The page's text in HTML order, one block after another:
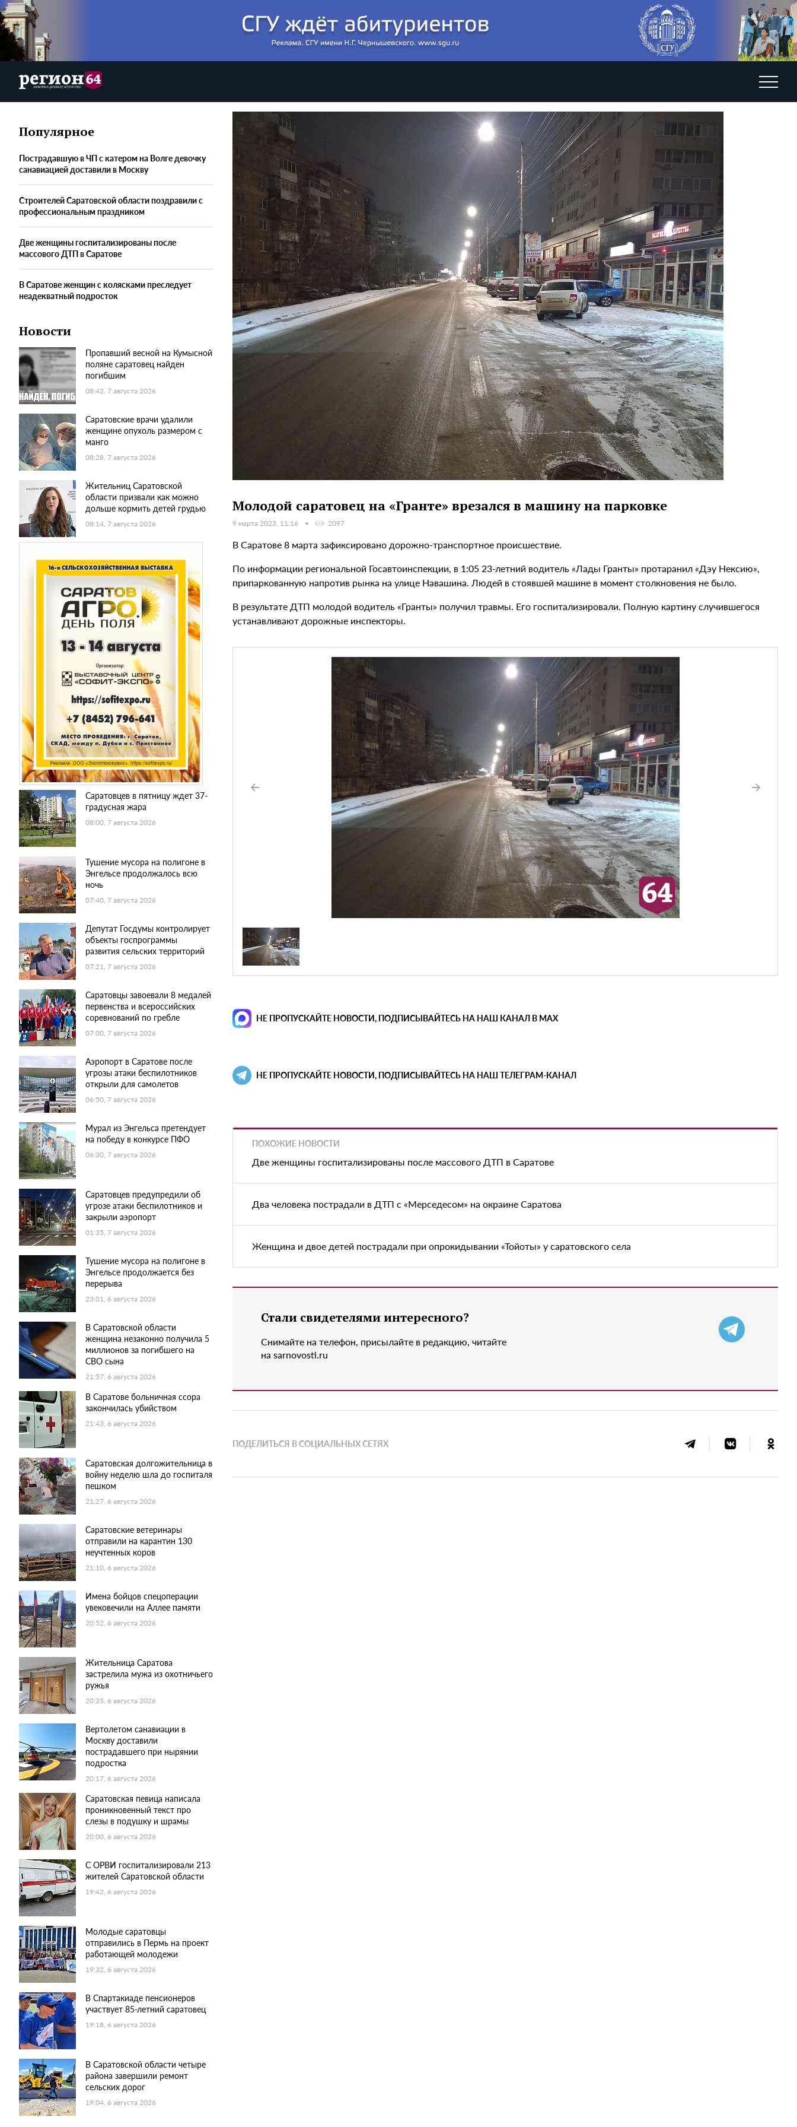
Популярное
Пострадавшую в ЧП с катером на Волге девочку
санавиацией доставили в Москву
Строителей Саратовской области поздравили с
профессиональным праздником
Две женщины госпитализированы после
массового ДТП в Саратове
В Саратове женщин с колясками преследует
неадекватный подросток
Новости
Пропавший весной на Кумысной
поляне саратовец найден
погибшим
08:42, 7 августа 2026
Саратовские врачи удалили
женщине опухоль размером с
манго
08:28, 7 августа 2026
Жительниц Саратовской
области призвали как можно
дольше кормить детей грудью
08:14, 7 августа 2026
Саратовцев в пятницу ждет 37-
градусная жара
08:00, 7 августа 2026
Тушение мусора на полигоне в
Энгельсе продолжалось всю
ночь
07:40, 7 августа 2026
Депутат Госдумы контролирует
объекты госпрограммы
развития сельских территорий
07:21, 7 августа 2026
Саратовцы завоевали 8 медалей
первенства и всероссийских
соревнований по гребле
07:00, 7 августа 2026
Аэропорт в Саратове после
угрозы атаки беспилотников
открыли для самолетов
06:50, 7 августа 2026
Мурал из Энгельса претендует
на победу в конкурсе ПФО
06:30, 7 августа 2026
Саратовцев предупредили об
угрозе атаки беспилотников и
закрыли аэропорт
01:35, 7 августа 2026
Тушение мусора на полигоне в
Энгельсе продолжается без
перерыва
23:01, 6 августа 2026
В Саратовской области
женщина незаконно получила 5
миллионов за погибшего на
СВО сына
21:57, 6 августа 2026
В Саратове больничная ссора
закончилась убийством
21:43, 6 августа 2026
Саратовская долгожительница в
войну неделю шла до госпиталя
пешком
21:27, 6 августа 2026
Саратовские ветеринары
отправили на карантин 130
неучтенных коров
21:10, 6 августа 2026
Имена бойцов спецоперации
увековечили на Аллее памяти
20:52, 6 августа 2026
Жительница Саратова
застрелила мужа из охотничьего
ружья
20:35, 6 августа 2026
Вертолетом санавиации в
Москву доставили
пострадавшего при нырянии
подростка
20:17, 6 августа 2026
Саратовская певица написала
проникновенный текст про
слезы в подушку и шрамы
20:00, 6 августа 2026
С ОРВИ госпитализировали 213
жителей Саратовской области
19:42, 6 августа 2026
Молодые саратовцы
отправились в Пермь на проект
работающей молодежи
19:32, 6 августа 2026
В Спартакиаде пенсионеров
участвует 85-летний саратовец
19:18, 6 августа 2026
В Саратовской области четыре
района завершили ремонт
сельских дорог
19:04, 6 августа 2026
Молодой саратовец на «Гранте» врезался в машину на парковке
9 марта 2023, 11:16 2097
В Саратове 8 марта зафиксировано дорожно-транспортное происшествие.
По информации региональной Госавтоинспекции, в 1:05 23-летний водитель «Лады Гранты» протаранил «Дэу Нексию»,
припаркованную напротив рынка на улице Навашина. Людей в стоявшей машине в момент столкновения не было.
В результате ДТП молодой водитель «Гранты» получил травмы. Его госпитализировали. Полную картину случившегося
устанавливают дорожные инспекторы.
НЕ ПРОПУСКАЙТЕ НОВОСТИ, ПОДПИСЫВАЙТЕСЬ НА НАШ КАНАЛ В MAX
НЕ ПРОПУСКАЙТЕ НОВОСТИ, ПОДПИСЫВАЙТЕСЬ НА НАШ ТЕЛЕГРАМ-КАНАЛ
ПОХОЖИЕ НОВОСТИ
Две женщины госпитализированы после массового ДТП в Саратове
Два человека пострадали в ДТП с «Мерседесом» на окраине Саратова
Женщина и двое детей пострадали при опрокидывании «Тойоты» у саратовского села
Стали свидетелями интересного?
Снимайте на телефон, присылайте в редакцию, читайте
на sarnovosti.ru
ПОДЕЛИТЬСЯ В СОЦИАЛЬНЫХ СЕТЯХ